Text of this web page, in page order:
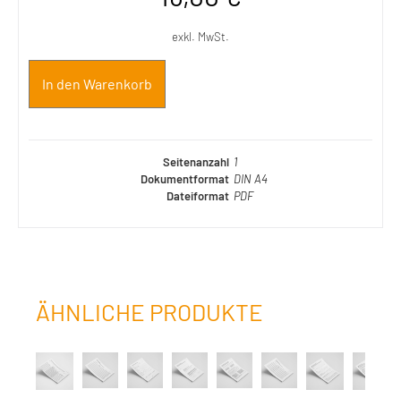
exkl. MwSt.
In den Warenkorb
Seitenanzahl 1
Dokumentformat DIN A4
Dateiformat PDF
ÄHNLICHE PRODUKTE